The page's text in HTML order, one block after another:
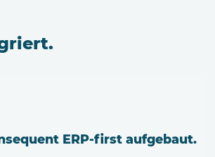
ERP-first aufgebaut.